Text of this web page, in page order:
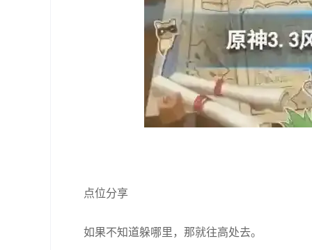
点位分享
如果不知道躲哪里，那就往高处去。